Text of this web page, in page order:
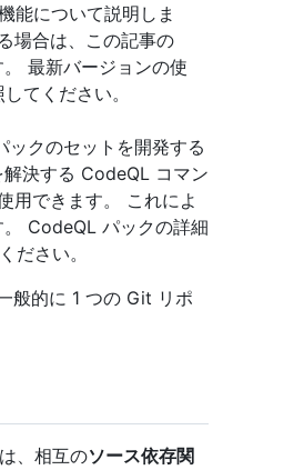
能について説明しま
場合は、この記事の
最新バージョンの使
してください。
クのセットを開発する
決する CodeQL コマン
用できます。 これによ
CodeQL パックの詳細
ださい。
般的に 1 つの Git リポ
、相互のソース依存関